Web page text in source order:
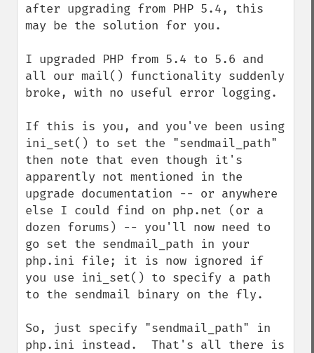
after upgrading from PHP 5.4, this
may be the solution for you.
I upgraded PHP from 5.4 to 5.6 and
all our mail() functionality suddenly
broke, with no useful error logging.
If this is you, and you've been using
ini_set() to set the "sendmail_path"
then note that even though it's
apparently not mentioned in the
upgrade documentation -- or anywhere
else I could find on php.net (or a
dozen forums) -- you'll now need to
go set the sendmail_path in your
php.ini file; it is now ignored if
you use ini_set() to specify a path
to the sendmail binary on the fly.
So, just specify "sendmail_path" in
php.ini instead.  That's all there is